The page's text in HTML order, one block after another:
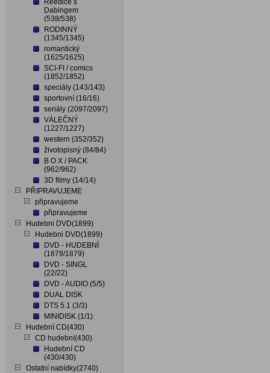
Reedice s
Dabingem
(538/538)
RODINNÝ
(1345/1345)
romantický
(1625/1625)
SCI-FI / comics
(1852/1852)
speciály (143/143)
sportovní (16/16)
seriály (2097/2097)
VÁLEČNÝ
(1227/1227)
western (352/352)
životopisný (84/84)
B O X / PACK
(962/962)
3D filmy (14/14)
PŘIPRAVUJEME
připravujeme
připravujeme
Hudebni DVD(1899)
Hudebni DVD(1899)
DVD - HUDEBNÍ
(1879/1879)
DVD - SINGL
(22/22)
DVD - AUDIO (5/5)
DUAL DISK
DTS 5.1 (3/3)
MINIDISK (1/1)
Hudební CD(430)
CD hudební(430)
Hudební CD
(430/430)
Ostatní nabídky(2740)